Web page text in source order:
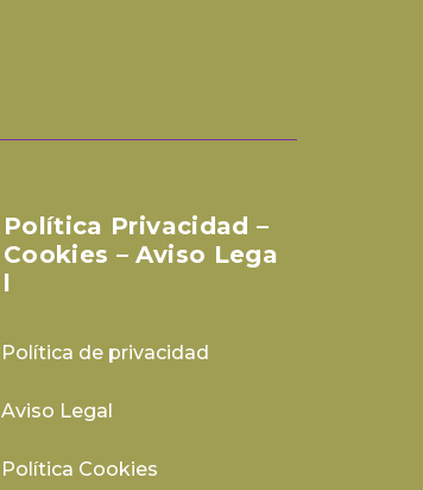
Política Privacidad –
Cookies – Aviso Lega
L
Política de privacidad
Aviso Legal
Política Cookies